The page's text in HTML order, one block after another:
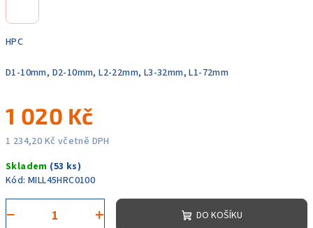
HPC
D1-10mm, D2-10mm, L2-22mm, L3-32mm, L1-72mm
1 020 Kč
1 234,20 Kč včetně DPH
cena:
Skladem (53 ks)
Kód: MILL45HRC0100
+
− DO KOŠÍKU